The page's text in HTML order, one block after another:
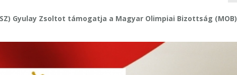
Gyulay Zsoltot támogatja a Magyar Olimpiai Bizottság (MOB)